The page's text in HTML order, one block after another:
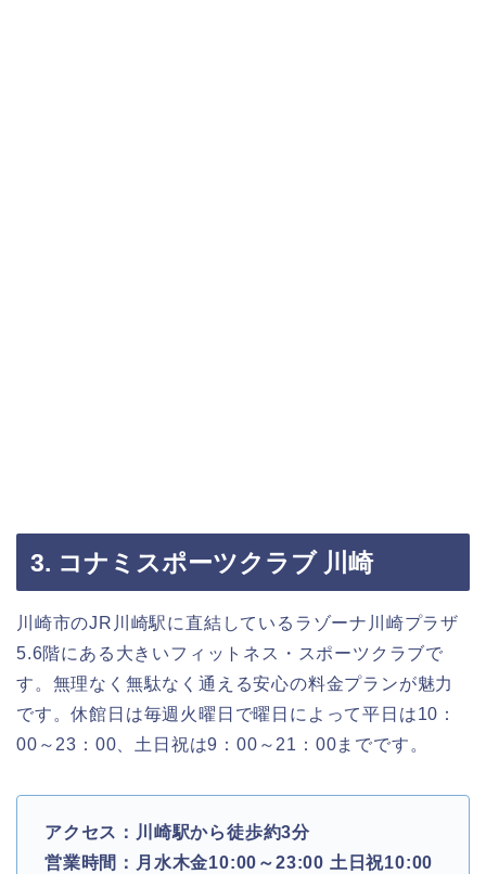
3. コナミスポーツクラブ 川崎
川崎市のJR川崎駅に直結しているラゾーナ川崎プラザ
5.6階にある大きいフィットネス・スポーツクラブで
す。無理なく無駄なく通える安心の料金プランが魅力
です。休館日は毎週火曜日で曜日によって平日は10：
00～23：00、土日祝は9：00～21：00までです。
アクセス：川崎駅から徒歩約3分
営業時間：月水木金10:00～23:00 土日祝10:00